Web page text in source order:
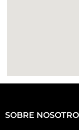
SOBRE